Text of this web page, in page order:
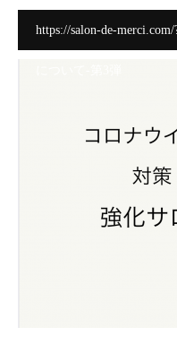
https://salon-de-